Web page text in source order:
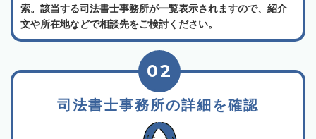
索。該当する司法書士事務所が一覧表示されますので、紹介
文や所在地などで相談先をご検討ください。
司法書士事務所の詳細を確認
02